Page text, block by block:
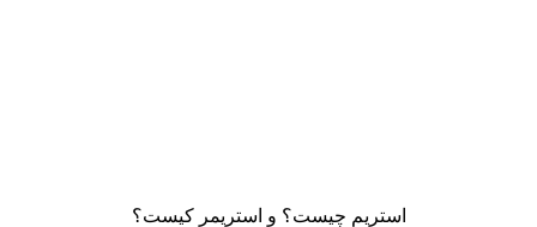
استریم چیست؟ و استریمر کیست؟